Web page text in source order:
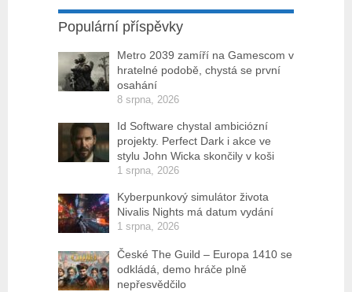
Populární příspěvky
Metro 2039 zamíří na Gamescom v
hratelné podobě, chystá se první
osahání
8 srpna, 2026
Id Software chystal ambiciózní
projekty. Perfect Dark i akce ve
stylu John Wicka skončily v koši
1 srpna, 2026
Kyberpunkový simulátor života
Nivalis Nights má datum vydání
1 srpna, 2026
České The Guild – Europa 1410 se
odkládá, demo hráče plně
nepřesvědčilo